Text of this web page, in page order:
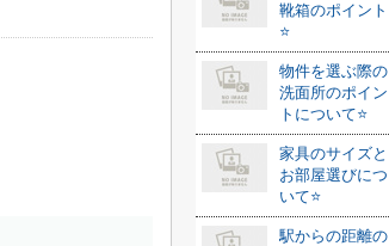
靴箱のポイント
⭐️
物件を選ぶ際の
洗面所のポイン
トについて⭐️
家具のサイズと
お部屋選びにつ
いて⭐️
駅からの距離の